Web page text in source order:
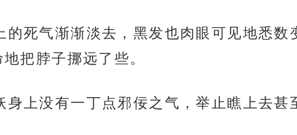
的死气渐渐淡去，黑发也肉眼可见地悉数
把脖子挪远了些。
身上没有一丁点邪佞之气，举止瞧上去甚